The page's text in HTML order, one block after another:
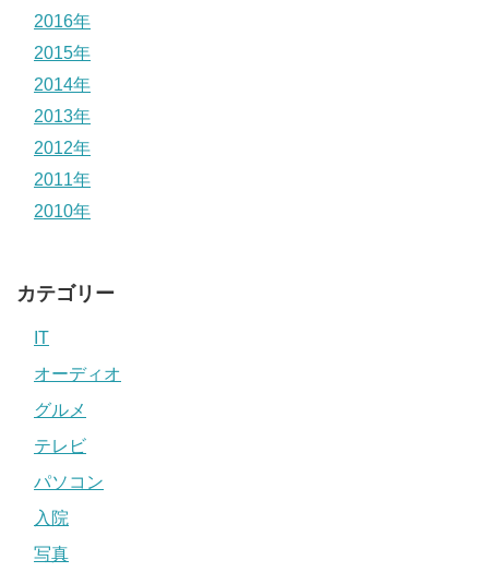
2016年
2015年
2014年
2013年
2012年
2011年
2010年
カテゴリー
IT
オーディオ
グルメ
テレビ
パソコン
入院
写真